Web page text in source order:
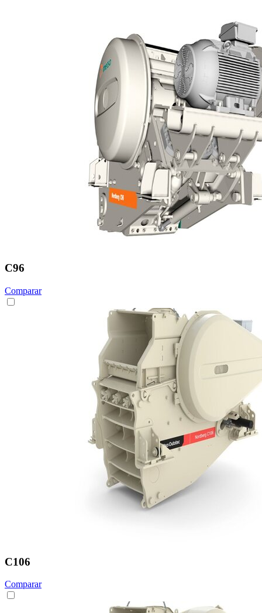
C96
Comparar
C106
Comparar